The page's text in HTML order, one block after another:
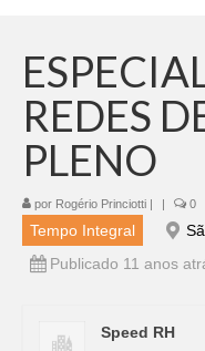
REDES
PLENO
por Rogério Princiotti | | 0
Tempo Integral
Publicado 11 anos
Speed RH